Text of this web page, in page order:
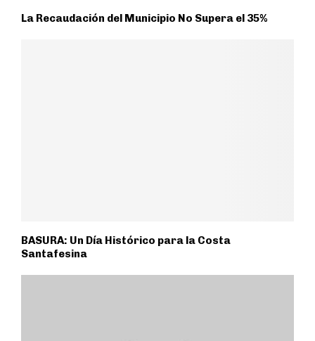
La Recaudación del Municipio No Supera el 35%
BASURA: Un Día Histórico para la Costa
Santafesina